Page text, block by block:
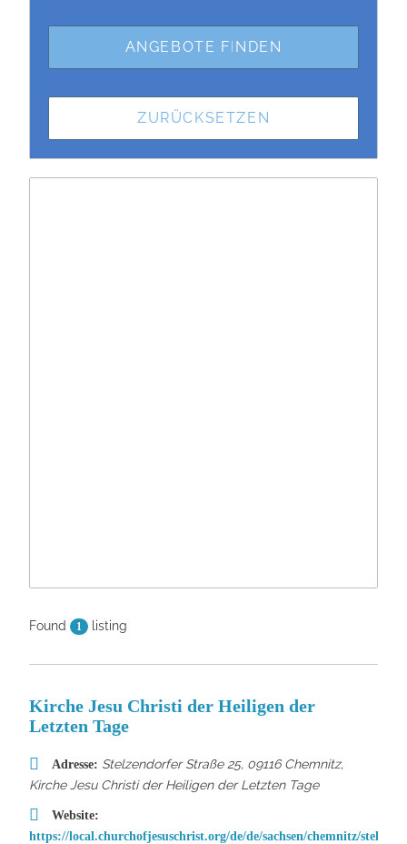
Found 1 listing
Kirche Jesu Christi der Heiligen der
Letzten Tage
Adresse: Stelzendorfer Straße 25, 09116 Chemnitz,
Kirche Jesu Christi der Heiligen der Letzten Tage
Website:
https://local.churchofjesuschrist.org/de/de/sachsen/chemnitz/